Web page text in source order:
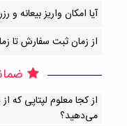
آیا امکان واریز بیعانه و
از زمان ثبت سفارش تا
از کجا معلوم لپتاپی
می‌دهید؟